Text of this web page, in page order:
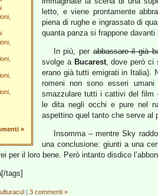
»
letto, e viene prontamente
piena di rughe e ingrassato di
quanta panza si frappone
In più, perabbassare il già
svolge a Bucarest, dove però ci
erano già tutti emigrati in Italia).
romeni non sono esseri
smazzulare tutti i cattivi del film
le dita negli occhi e pure nel
aspettino quel tanto che serve al
Insomma – mentre Sky
una conclusione: giunti a una
per il loro bene. Però intanto disdico
tags]
| 3 commenti »